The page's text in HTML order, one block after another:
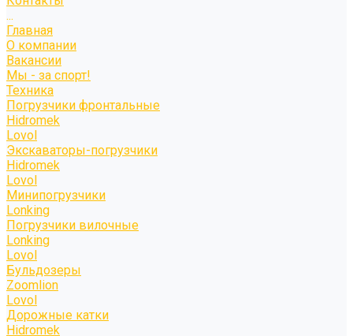
...
Главная
О компании
Вакансии
Мы - за спорт!
Техника
Погрузчики фронтальные
Hidromek
Lovol
Экскаваторы-погрузчики
Hidromek
Lovol
Минипогрузчики
Lonking
Погрузчики вилочные
Lonking
Lovol
Бульдозеры
Zoomlion
Lovol
Дорожные катки
Hidromek